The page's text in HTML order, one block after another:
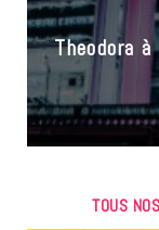
Theodora
TOUS